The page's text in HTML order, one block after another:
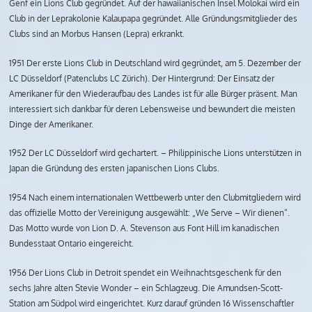
Genf ein Lions Club gegründet. Auf der hawaiianischen Insel Molokai wird ein
Club in der Leprakolonie Kalaupapa gegründet. Alle Gründungsmitglieder des
Clubs sind an Morbus Hansen (Lepra) erkrankt.
1951 Der erste Lions Club in Deutschland wird gegründet, am 5. Dezember der
LC Düsseldorf (Patenclubs LC Zürich). Der Hintergrund: Der Einsatz der
Amerikaner für den Wiederaufbau des Landes ist für alle Bürger präsent. Man
interessiert sich dankbar für deren Lebensweise und bewundert die meisten
Dinge der Amerikaner.
1952 Der LC Düsseldorf wird gechartert. – Philippinische Lions unterstützen in
Japan die Gründung des ersten japanischen Lions Clubs.
1954 Nach einem internationalen Wettbewerb unter den Clubmitgliedern wird
das offizielle Motto der Vereinigung ausgewählt: „We Serve – Wir dienen“.
Das Motto wurde von Lion D. A. Stevenson aus Font Hill im kanadischen
Bundesstaat Ontario eingereicht.
1956 Der Lions Club in Detroit spendet ein Weihnachtsgeschenk für den
sechs Jahre alten Stevie Wonder – ein Schlagzeug. Die Amundsen-Scott-
Station am Südpol wird eingerichtet. Kurz darauf gründen 16 Wissenschaftler